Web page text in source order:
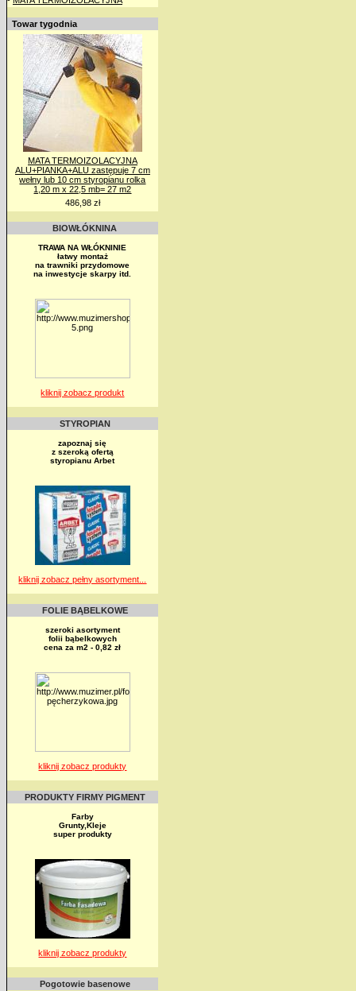
Towar tygodnia
MATA TERMOIZOLACYJNA
ALU+PIANKA+ALU zastępuje 7 cm
wełny lub 10 cm styropianu rolka
1,20 m x 22,5 mb= 27 m2
486,98 zł
BIOWŁÓKNINA
TRAWA NA WŁÓKNINIE
łatwy montaż
na trawniki przydomowe
na inwestycje skarpy itd.
kliknij zobacz produkt
STYROPIAN
zapoznaj się
z szeroką ofertą
styropianu Arbet
kliknij zobacz pełny asortyment...
FOLIE BĄBELKOWE
szeroki asortyment
folii bąbelkowych
cena za m2 - 0,82 zł
kliknij zobacz produkty
PRODUKTY FIRMY PIGMENT
Farby
Grunty,Kleje
super produkty
kliknij zobacz produkty
Pogotowie basenowe